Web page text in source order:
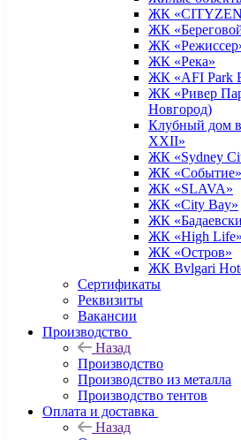
ЖК
ЖК
ЖК
ЖК «Река»
ЖК «AFI Park
ЖК «Ривер
Новгород)
Клубный дом
XXII»
ЖК «Sydney
ЖК «Событие»
ЖК «SLAVA»
ЖК «City Bay»
ЖК
ЖК «High Life»
ЖК «Остров»
ЖК Bvlgari
Сертификаты
Реквизиты
Вакансии
Производство
Назад
Производство
Производство из металла
Производство тентов
Оплата и доставка
Назад